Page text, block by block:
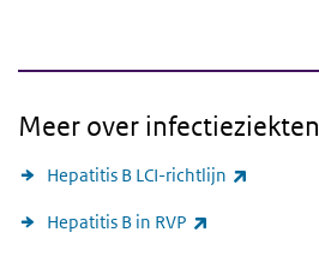
Meer over infectieziekten
Hepatitis B LCI-richtlijn
Hepatitis B in RVP